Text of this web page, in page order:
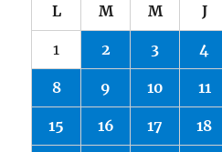
L M M J
1 2 3 4
8 9 10 11
15 16 17 18